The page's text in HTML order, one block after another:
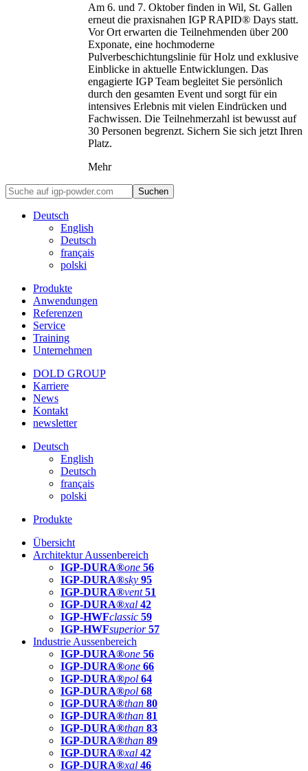
Am 6. und 7. Oktober finden in Wil, St. Gallen
erneut die praxisnahen IGP RAPID® Days statt.
Vor Ort erwarten die Teilnehmenden über 200
Exponate, eine hochmoderne
Pulverbeschichtungslinie für Holz und exklusive
Einblicke in aktuelle Entwicklungen. Das
engagierte IGP Team begleitet Sie persönlich
durch den gesamten Event und sorgt für ein
intensives Erlebnis mit vielen Eindrücken und
Fachwissen. Die Teilnehmerzahl ist bewusst auf
30 Personen begrenzt. Sichern Sie sich jetzt Ihren
Platz.
Mehr
Suchen
Deutsch
English
Deutsch
français
polski
Produkte
Anwendungen
Referenzen
Service
Training
Unternehmen
DOLD GROUP
Karriere
News
Kontakt
newsletter
Deutsch
English
Deutsch
français
polski
Produkte
Übersicht
Architektur Aussenbereich
IGP-DURA®one 56
IGP-DURA®sky 95
IGP-DURA®vent 51
IGP-DURA®xal 42
IGP-HWFclassic 59
IGP-HWFsuperior 57
Industrie Aussenbereich
IGP-DURA®one 56
IGP-DURA®one 66
IGP-DURA®pol 64
IGP-DURA®pol 68
IGP-DURA®than 80
IGP-DURA®than 81
IGP-DURA®than 83
IGP-DURA®than 89
IGP-DURA®xal 42
IGP-DURA®xal 46